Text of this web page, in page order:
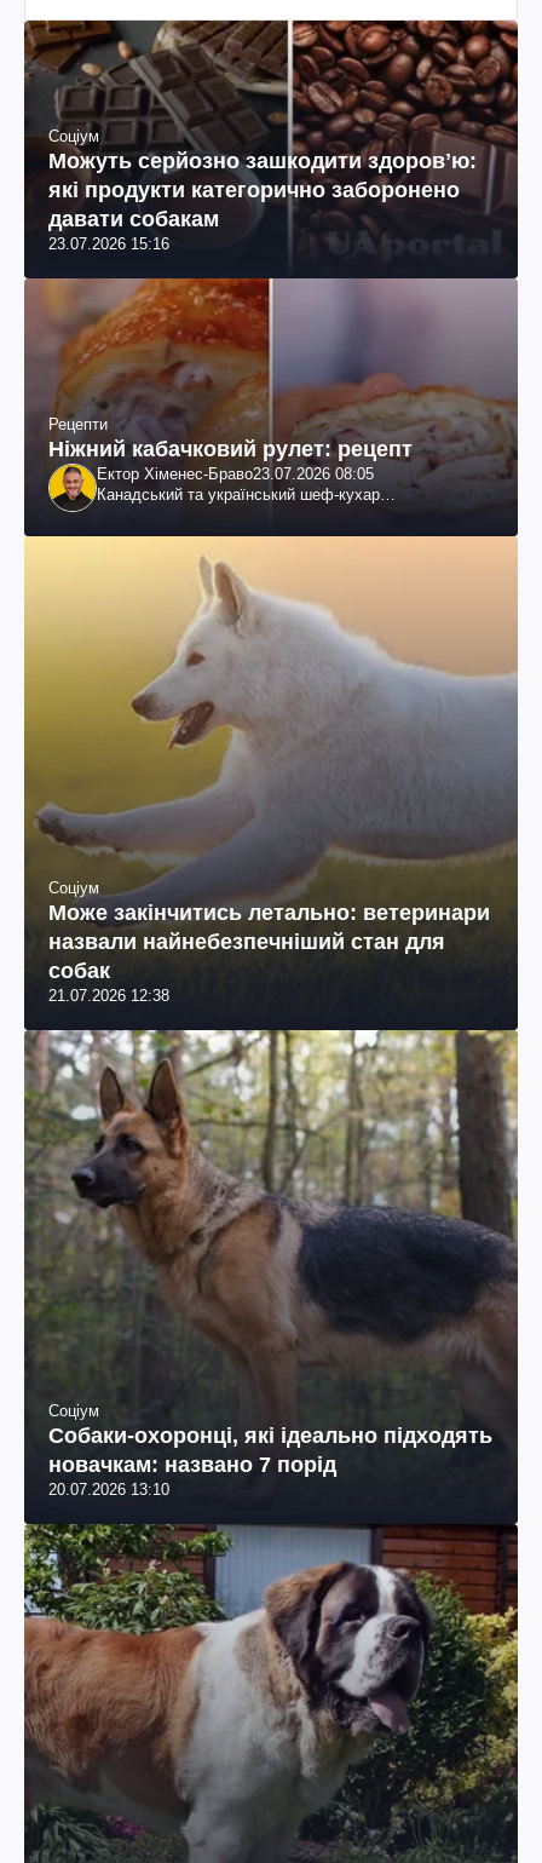
Соціум
Можуть серйозно зашкодити здоровʼю:
які продукти категорично заборонено
давати собакам
23.07.2026 15:16
Рецепти
Ніжний кабачковий рулет: рецепт
Ектор Хіменес-Браво23.07.2026 08:05
Канадський та український шеф-кухар
Соціум
Може закінчитись летально: ветеринари
назвали найнебезпечніший стан для
собак
21.07.2026 12:38
Соціум
Собаки-охоронці, які ідеально підходять
новачкам: названо 7 порід
20.07.2026 13:10